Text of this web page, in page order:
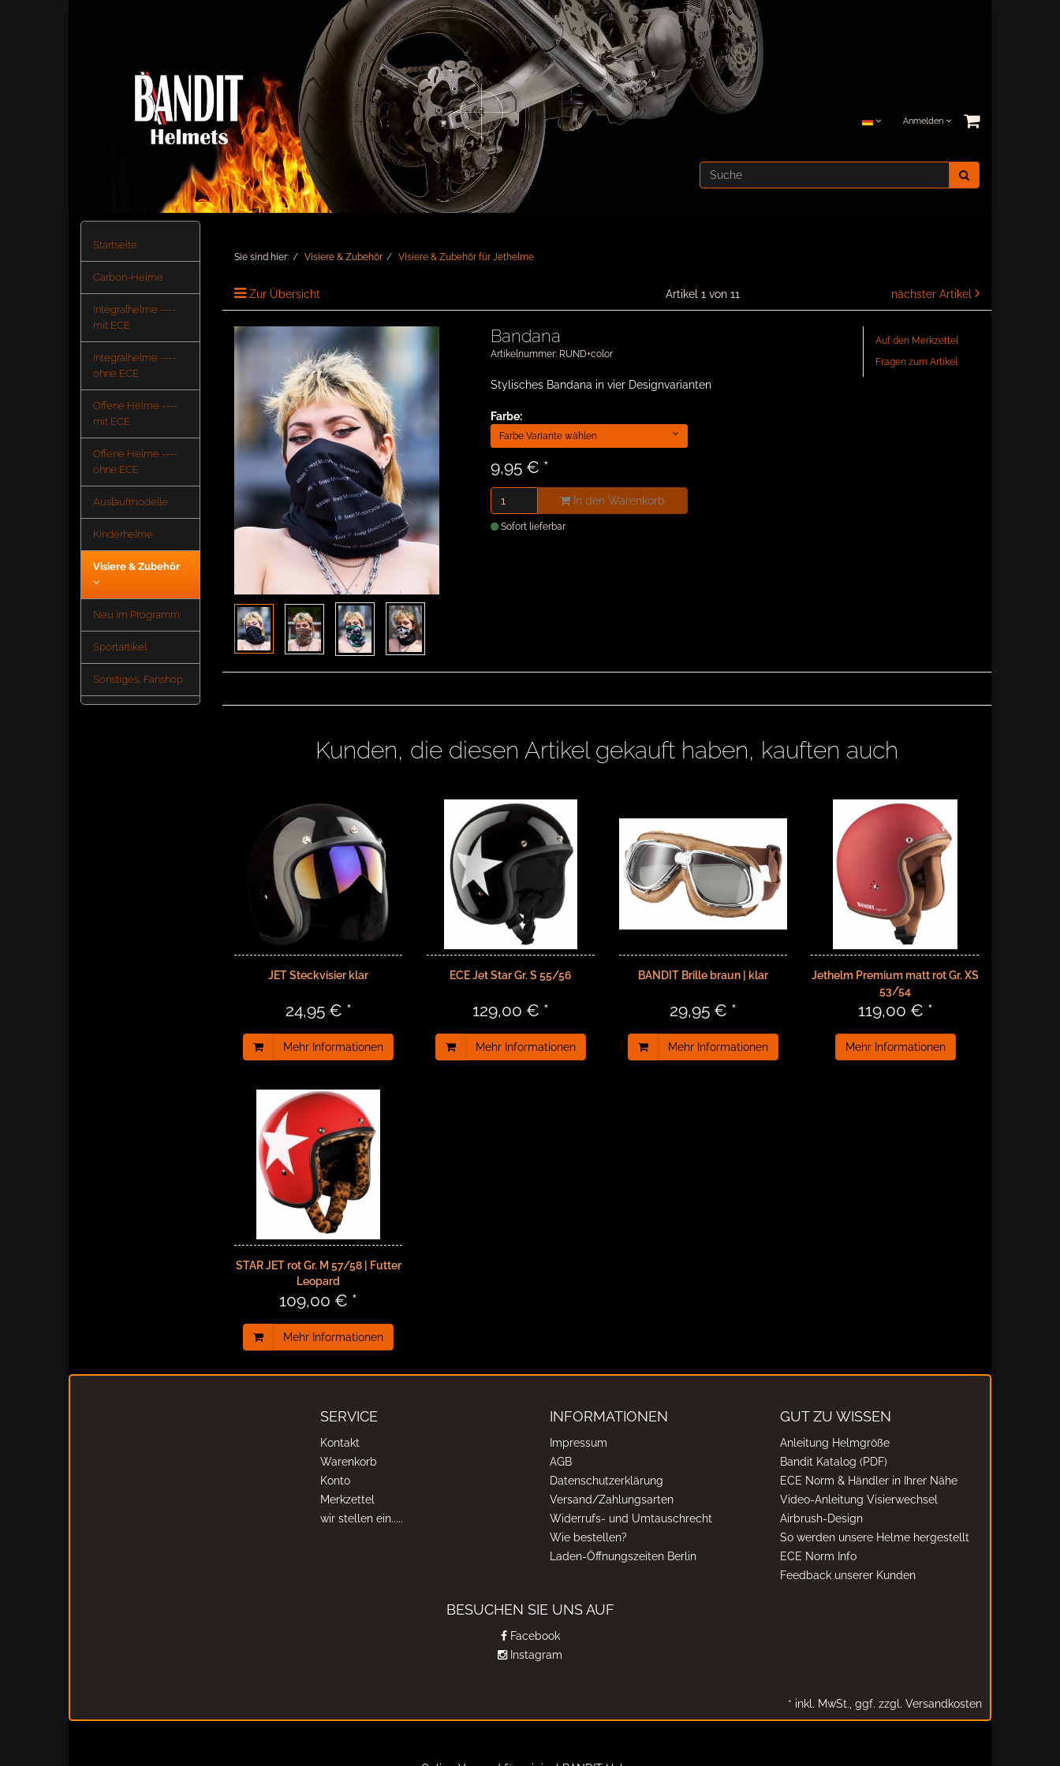
Anmelden
Startseite
Carbon-Helme
Integralhelme ----
mit ECE
Integralhelme ----
ohne ECE
Offene Helme ----
mit ECE
Offene Helme ----
ohne ECE
Auslaufmodelle
Kinderhelme
Visiere & Zubehör
Neu im Programm
Sportartikel
Sonstiges, Fanshop
Sie sind hier: Visiere & Zubehör Visiere & Zubehör für Jethelme
Zur Übersicht Artikel 1 von 11 nächster Artikel
Bandana
Artikelnummer: RUND+color
Stylisches Bandana in vier Designvarianten
Farbe:
Farbe Variante wählen
9,95 € *
In den Warenkorb
Sofort lieferbar
Auf den Merkzettel
Fragen zum Artikel
Kunden, die diesen Artikel gekauft haben, kauften auch
JET Steckvisier klar
24,95 € *
Mehr Informationen
ECE Jet Star Gr. S 55/56
129,00 € *
Mehr Informationen
BANDIT Brille braun | klar
29,95 € *
Mehr Informationen
Jethelm Premium matt rot Gr. XS
53/54
119,00 € *
Mehr Informationen
STAR JET rot Gr. M 57/58 | Futter
Leopard
109,00 € *
Mehr Informationen
SERVICE
Kontakt
Warenkorb
Konto
Merkzettel
wir stellen ein.....
INFORMATIONEN
Impressum
AGB
Datenschutzerklärung
Versand/Zahlungsarten
Widerrufs- und Umtauschrecht
Wie bestellen?
Laden-Öffnungszeiten Berlin
GUT ZU WISSEN
Anleitung Helmgröße
Bandit Katalog (PDF)
ECE Norm & Händler in Ihrer Nähe
Video-Anleitung Visierwechsel
Airbrush-Design
So werden unsere Helme hergestellt
ECE Norm Info
Feedback unserer Kunden
BESUCHEN SIE UNS AUF
Facebook
Instagram
* inkl. MwSt., ggf. zzgl. Versandkosten